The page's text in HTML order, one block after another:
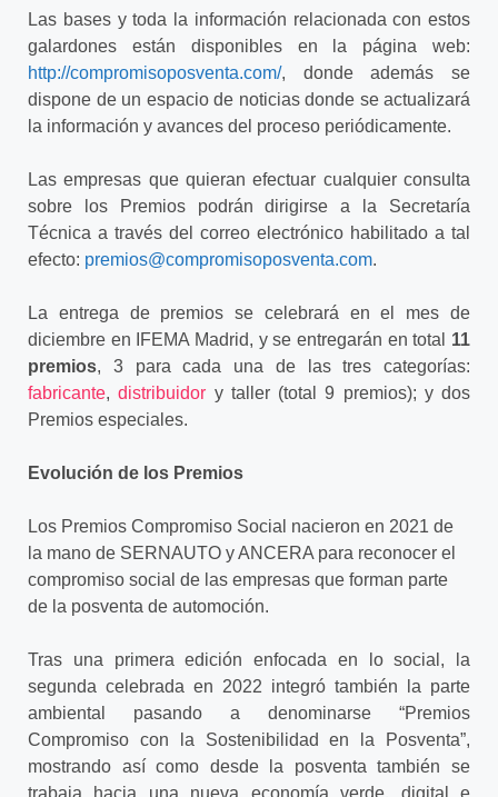
Las bases y toda la información relacionada con estos
galardones están disponibles en la página web:
http://compromisoposventa.com/, donde además se
dispone de un espacio de noticias donde se actualizará
la información y avances del proceso periódicamente.
Las empresas que quieran efectuar cualquier consulta
sobre los Premios podrán dirigirse a la Secretaría
Técnica a través del correo electrónico habilitado a tal
efecto: premios@compromisoposventa.com.
La entrega de premios se celebrará en el mes de
diciembre en IFEMA Madrid, y se entregarán en total 11
premios, 3 para cada una de las tres categorías:
fabricante,distribuidor y taller (total 9 premios); y dos
Premios especiales.
Evolución de los Premios
Los Premios Compromiso Social nacieron en 2021 de
la mano de SERNAUTO y ANCERA para reconocer el
compromiso social de las empresas que forman parte
de la posventa de automoción.
Tras una primera edición enfocada en lo social, la
segunda celebrada en 2022 integró también la parte
ambiental pasando a denominarse “Premios
Compromiso con la Sostenibilidad en la Posventa”,
mostrando así como desde la posventa también se
trabaja hacia una nueva economía verde, digital e